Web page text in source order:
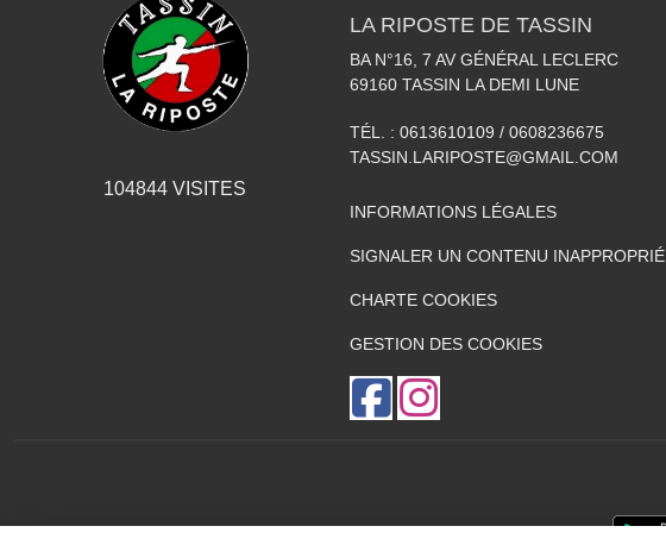
104844 VISITES
LA RIPOSTE DE TASSIN
BA N°16, 7 AV GÉNÉRAL LECLERC
69160 TASSIN LA DEMI LUNE
TÉL. : 0613610109 / 0608236675
TASSIN.LARIPOSTE@GMAIL.COM
INFORMATIONS LÉGALES
SIGNALER UN CONTENU INAPPROPRIÉ
CHARTE COOKIES
GESTION DES COOKIES